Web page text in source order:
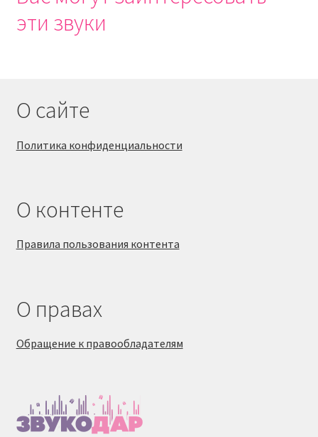
эти звуки
О сайте
Политика конфиденциальности
О контенте
Правила пользования контента
О правах
Обращение к правообладателям